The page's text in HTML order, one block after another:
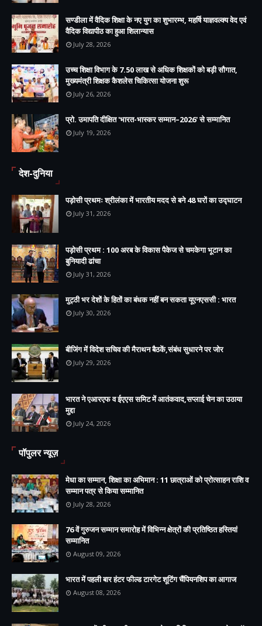
सण्डीला में वैदिक शिक्षा के नए युग का शुभारम्भ, महर्षि याज्ञवल्क्य वेद एवं
वैदिक विद्यापीठ का हुआ शिलान्यास
July 28, 2026
उच्च शिक्षा विभाग के 7.50 लाख से अधिक शिक्षकों को बड़ी सौगात,
मुख्यमंत्री शिक्षक कैशलेस चिकित्सा योजना शुरू
July 26, 2026
प्रो. उमापति दीक्षित 'भारत-भास्कर सम्मान–2026' से सम्मानित
July 19, 2026
देश-दुनिया
पड़ोसी प्रथमः श्रीलंका में भारतीय मदद से बने 48 घरों का उद्घाटन
July 31, 2026
पड़ोसी प्रथम : 100 अरब के विकास पैकेज से चमकेगा भूटान का
बुनियादी ढांचा
July 31, 2026
मुट्ठी भर देशों के हितों का बंधक नहीं बन सकता यूएनएससी : भारत
July 30, 2026
बीजिंग में विदेश सचिव की मैराथन बैठकें,संबंध सुधारने पर जोर
July 29, 2026
भारत ने एआरएफ व ईएएस समिट में आतंकवाद,सप्लाई चेन का उठाया
मुद्दा
July 24, 2026
पॉपुलर न्यूज़
मेधा का सम्मान, शिक्षा का अभिमान : 11 छात्राओं को प्रोत्साहन राशि व
सम्मान पत्र से किया सम्मानित
July 28, 2026
76 वें गुरुजन सम्मान समारोह में विभिन्न क्षेत्रों की प्रतिष्ठित हस्तियां
सम्मानित
August 09, 2026
भारत में पहली बार हंटर फील्ड टारगेट शूटिंग चैंपियनशिप का आगाज
August 08, 2026